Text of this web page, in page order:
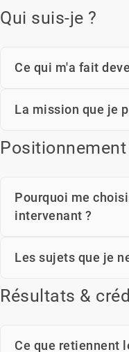
Qui suis-je ?
Ce qui m'a fait
La mission que je
Pourquoi me
intervenant ?
Les sujets que je
Résultats &
Ce que retiennent